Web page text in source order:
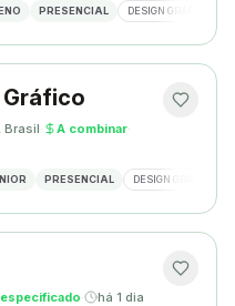
PRESENCIAL DESIGN GRÁFICO
Gráfico
Brasil· A combinar·
PRESENCIAL DESIGN GRÁFICO
· há 1 dia